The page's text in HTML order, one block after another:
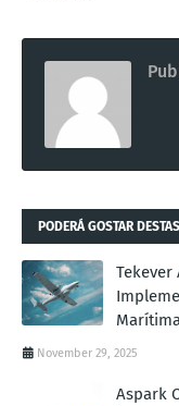
PODERÁ GOSTAR
Tekever
November 29, 2025
Aspark